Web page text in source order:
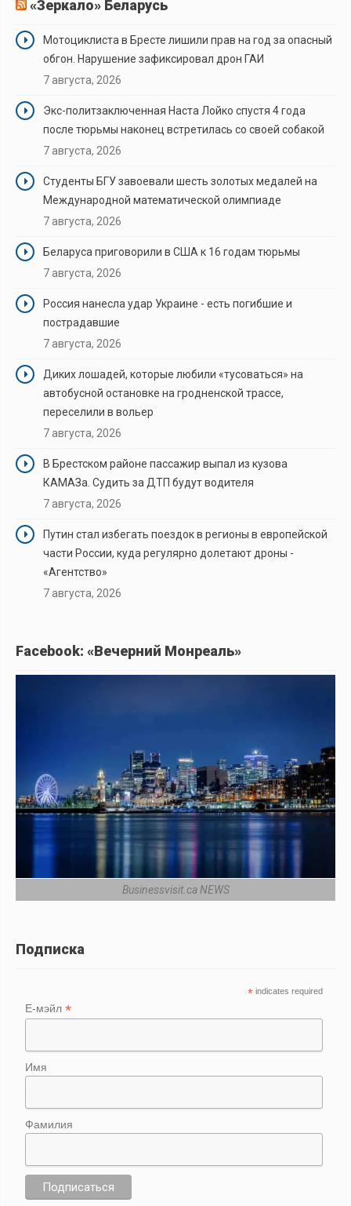
«Зеркало» Беларусь
Мотоциклиста в Бресте лишили прав на год за опасный
обгон. Нарушение зафиксировал дрон ГАИ
7 августа, 2026
Экс-политзаключенная Наста Лойко спустя 4 года
после тюрьмы наконец встретилась со своей собакой
7 августа, 2026
Студенты БГУ завоевали шесть золотых медалей на
Международной математической олимпиаде
7 августа, 2026
Беларуса приговорили в США к 16 годам тюрьмы
7 августа, 2026
Россия нанесла удар Украине - есть погибшие и
пострадавшие
7 августа, 2026
Диких лошадей, которые любили «тусоваться» на
автобусной остановке на гродненской трассе,
переселили в вольер
7 августа, 2026
В Брестском районе пассажир выпал из кузова
КАМАЗа. Судить за ДТП будут водителя
7 августа, 2026
Путин стал избегать поездок в регионы в европейской
части России, куда регулярно долетают дроны -
«Агентство»
7 августа, 2026
Facebook: «Вечерний Монреаль»
Businessvisit.ca NEWS
Подписка
* indicates required
Е-мэйл*
Имя
Фамилия